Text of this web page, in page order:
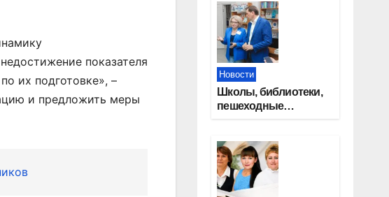
показателя
их подготовке», –
и предложить меры
сертификаты на
приобретение
автомобилей
Новости
Школы, библиотеки,
пешеходные
«Единой России»
контролируют
работы на
социальных